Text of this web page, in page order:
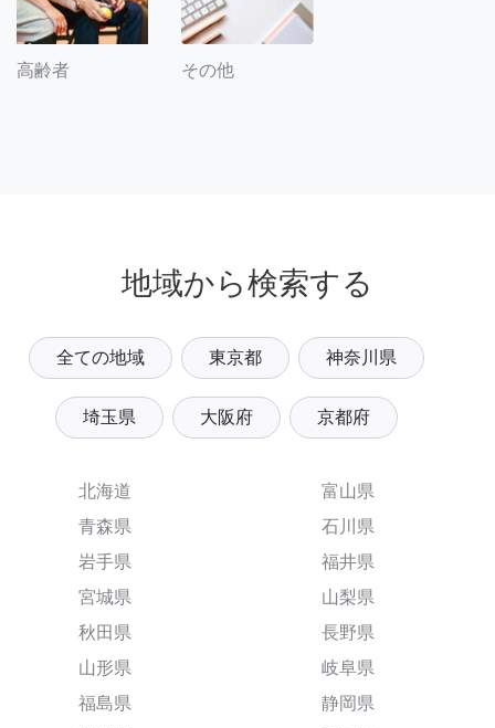
高齢者 その他
地域から検索する
全ての地域 東京都 神奈川県
埼玉県 大阪府 京都府
北海道
青森県
岩手県
宮城県
秋田県
山形県
福島県
富山県
石川県
福井県
山梨県
長野県
岐阜県
静岡県